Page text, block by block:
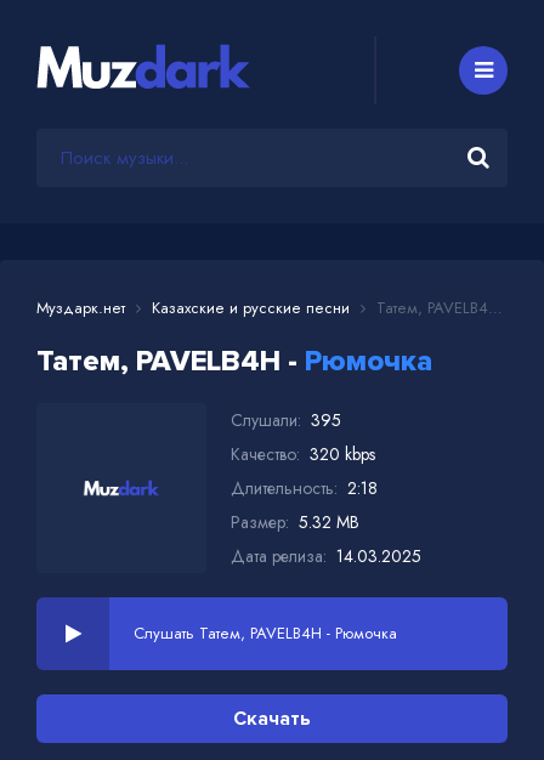
Муздарк.нет Казахские и русские песни Татем, PAVELB4H - Рюмочка
Татем, PAVELB4H - Рюмочка
Слушали: 395
Качество: 320 kbps
Длительность: 2:18
Размер: 5.32 MB
Дата релиза: 14.03.2025
Слушать Татем, PAVELB4H - Рюмочка
Скачать